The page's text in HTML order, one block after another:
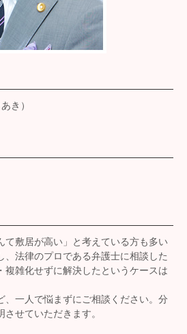
き）
て敷居が高い」と考えている方も多い
、法律のプロである弁護士に相談した
複雑化せずに解決したというケースは
、一人で悩まずにご相談ください。分
せていただきます。